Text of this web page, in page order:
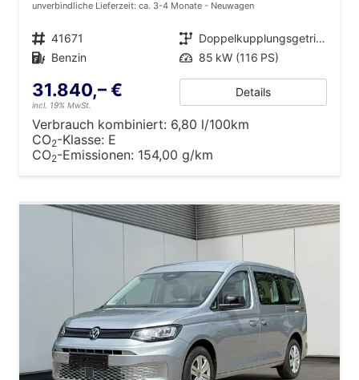
unverbindliche Lieferzeit: ca. 3-4 Monate Neuwagen
Fahrzeugnr. 41671 Getriebe
Doppelkupplungsgetriebe (DSG)
Kraftstoff Benzin Leistung 85 kW (116 PS)
31.840,– €
incl. 19% MwSt.
Details
Verbrauch kombiniert: 6,80 l/100km
CO2-Klasse: E
CO2-Emissionen: 154,00 g/km